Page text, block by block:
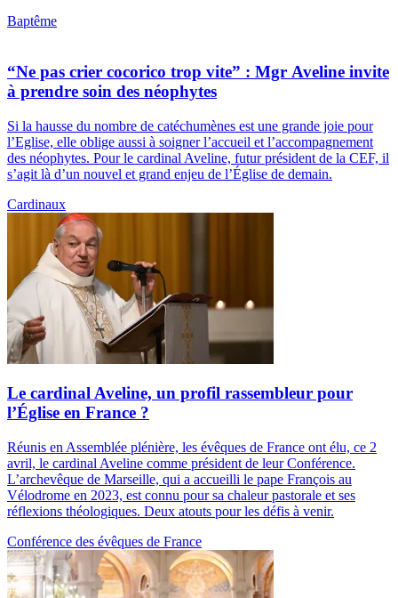
Baptême
“Ne pas crier cocorico trop vite” : Mgr Aveline invite
à prendre soin des néophytes
Si la hausse du nombre de catéchumènes est une grande joie pour
l’Eglise, elle oblige aussi à soigner l’accueil et l’accompagnement
des néophytes. Pour le cardinal Aveline, futur président de la CEF, il
s’agit là d’un nouvel et grand enjeu de l’Église de demain.
Cardinaux
Le cardinal Aveline, un profil rassembleur pour
l’Église en France ?
Réunis en Assemblée plénière, les évêques de France ont élu, ce 2
avril, le cardinal Aveline comme président de leur Conférence.
L’archevêque de Marseille, qui a accueilli le pape François au
Vélodrome en 2023, est connu pour sa chaleur pastorale et ses
réflexions théologiques. Deux atouts pour les défis à venir.
Conférence des évêques de France